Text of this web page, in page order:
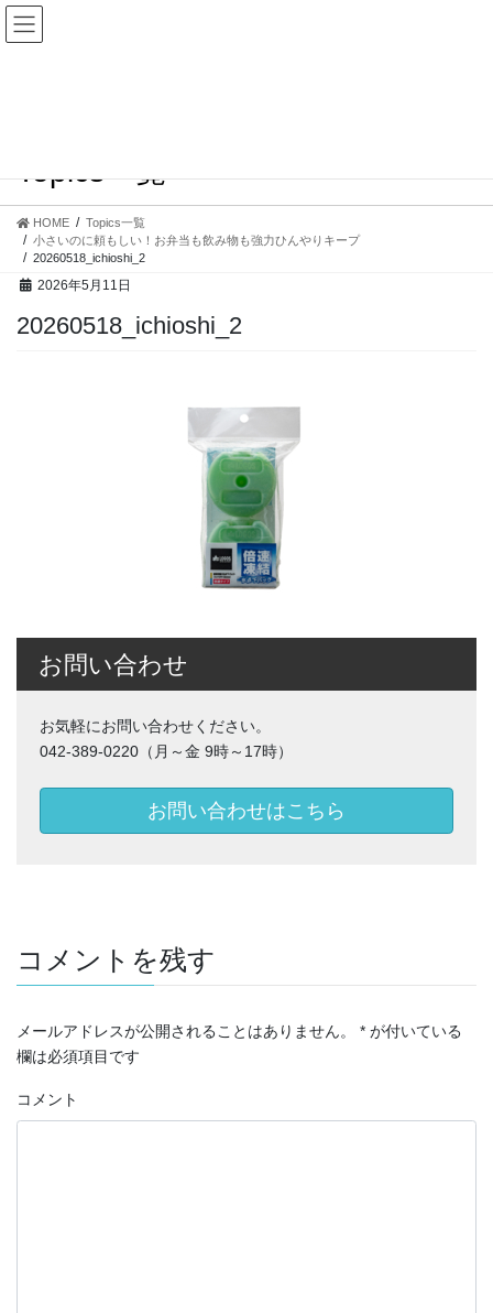
コ
ン
プ
ナ
ビ
動
Topics一覧
HOME
Topics一覧
小さいのに頼もしい！お弁当も飲み物も強力ひんやりキープ
20260518_ichioshi_2
2026年5月11日
20260518_ichioshi_2
お問い合わせ
お気軽にお問い合わせください。
042-389-0220（月～金 9時～17時）
お問い合わせはこちら
コメントを残す
メールアドレスが公開されることはありません。 * が付いている
欄は必須項目です
コメント